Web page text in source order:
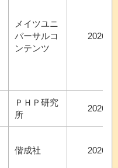
メイツユニ
バーサルコ
ンテンツ
2026.7
ＰＨＰ研究
所
2026.7
偕成社 2026.7